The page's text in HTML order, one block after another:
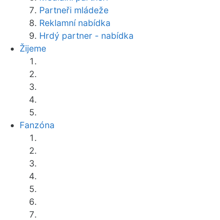
Partneři mládeže
Reklamní nabídka
Hrdý partner - nabídka
Žijeme
Fanzóna